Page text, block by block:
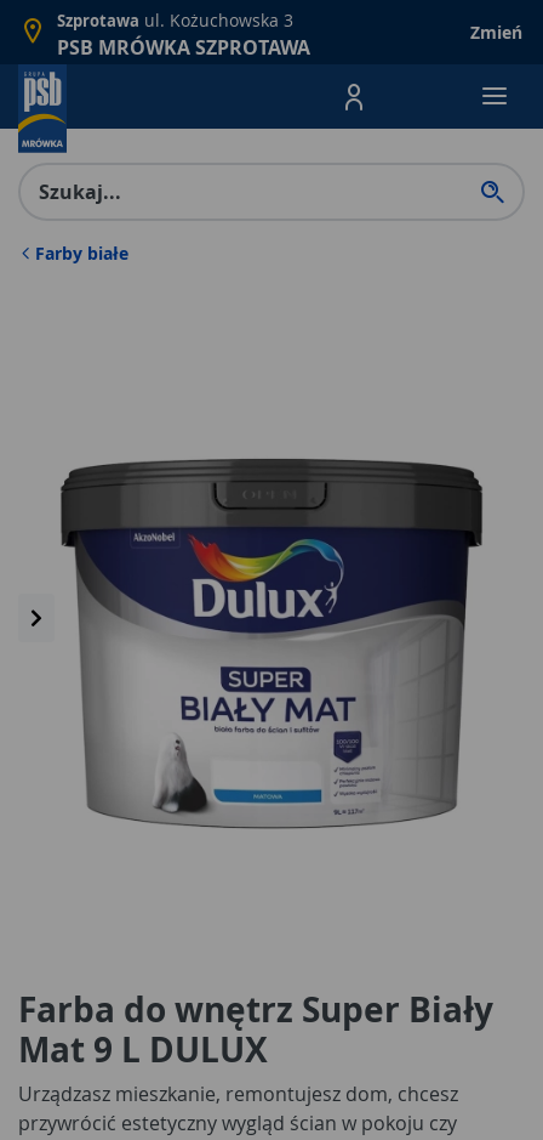
Szprotawa ul. Kożuchowska 3
PSB MRÓWKA SZPROTAWA
Zmień
Menu Produktów,
Farby białe
Farba do wnętrz Super Biały
Mat 9 L DULUX
Urządzasz mieszkanie, remontujesz dom, chcesz
przywrócić estetyczny wygląd ścian w pokoju czy